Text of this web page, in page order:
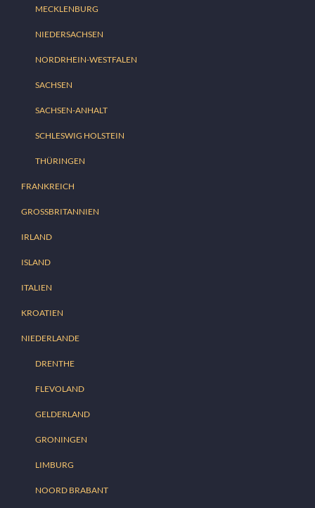
MECKLENBURG
NIEDERSACHSEN
NORDRHEIN-WESTFALEN
SACHSEN
SACHSEN-ANHALT
SCHLESWIG HOLSTEIN
THÜRINGEN
FRANKREICH
GROSSBRITANNIEN
IRLAND
ISLAND
ITALIEN
KROATIEN
NIEDERLANDE
DRENTHE
FLEVOLAND
GELDERLAND
GRONINGEN
LIMBURG
NOORD BRABANT